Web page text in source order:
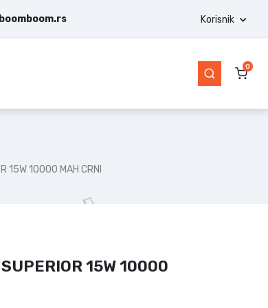
Korisnik
0
15W 10000 MAH CRNI
15W 10000